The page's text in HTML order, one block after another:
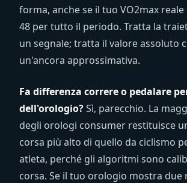
forma, anche se il tuo VO2max reale
48 per tutto il periodo. Tratta la
un segnale; tratta il valore assoluto
un'ancora approssimativa.
Fa differenza correre o pedalare
dell'orologio?Sì, parecchio. La
degli orologi consumer restituisce
corsa più alto di quello da ciclismo
atleta, perché gli algoritmi sono
corsa. Se il tuo orologio mostra due